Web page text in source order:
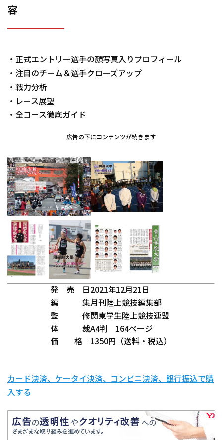
容
・正式エントリー選手の顔写真入りプロフィール
・注目のチーム＆選手クローズアップ
・戦力分析
・レース展望
・全コース徹底ガイド
広告の下にコンテンツが続きます
発 売 日 2021年12月21日
編 集月刊陸上競技編集部
監 修関東学生陸上競技連盟
体 裁A4判 164ページ
価 格
1350円（送料・税込）
カード決済、ケータイ決済、コンビニ決済、銀行振込で購
入する